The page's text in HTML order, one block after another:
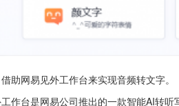
助网易见外工作台来实现音频转文字。
作台是网易公司推出的一款智能AI转